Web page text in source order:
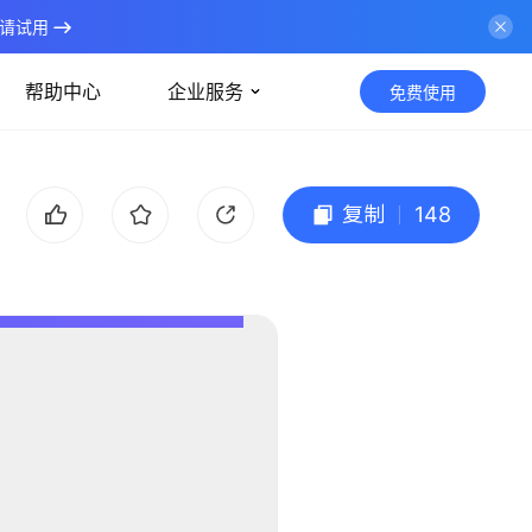
试用
帮助中心 企业服务 免费使用
复制 148